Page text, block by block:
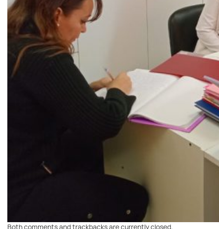
Both comments and trackbacks are currently closed.